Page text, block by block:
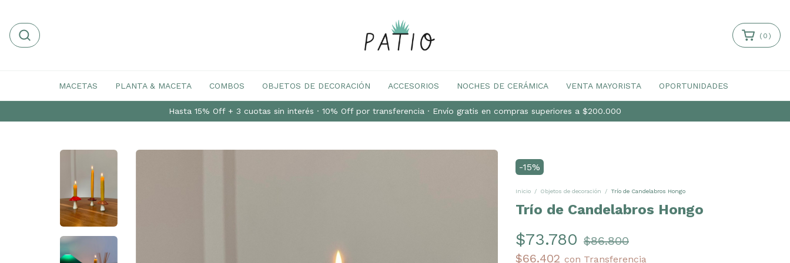
Hasta 15% Off + 3 cuotas sin interés · 10% Off por transferencia · Envío gratis en compras superiores a $200.000
( 0 )
MACETAS PLANTA & MACETA COMBOS OBJETOS DE DECORACIÓN ACCESORIOS NOCHES DE CERÁMICA VENTA MAYORISTA OPORTUNIDADES
-15%
Inicio / Objetos de decoración / Trío de Candelabros Hongo
Trío de Candelabros Hongo
$73.780 $86.800
$66.402 con Transferencia